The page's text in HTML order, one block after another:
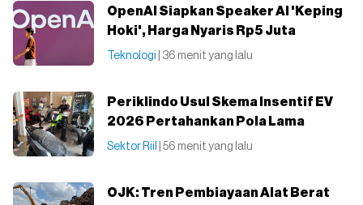
OpenAI Siapkan Speaker AI 'Keping
Hoki', Harga Nyaris Rp5 Juta
Teknologi | 36 menit yang lalu
Periklindo Usul Skema Insentif EV
2026 Pertahankan Pola Lama
Sektor Riil | 56 menit yang lalu
OJK: Tren Pembiayaan Alat Berat